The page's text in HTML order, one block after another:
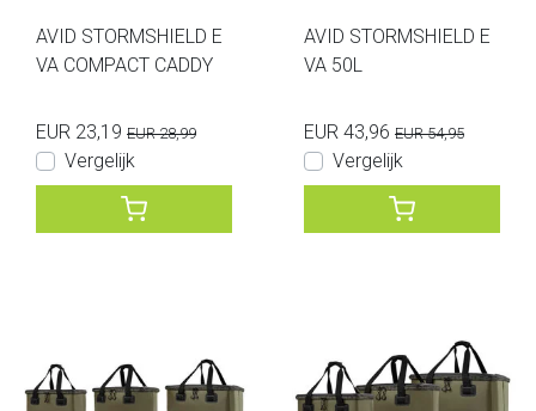
AVID STORMSHIELD E
VA COMPACT CADDY
EUR 23,19 EUR 28,99
Vergelijk
AVID STORMSHIELD E
VA 50L
EUR 43,96 EUR 54,95
Vergelijk